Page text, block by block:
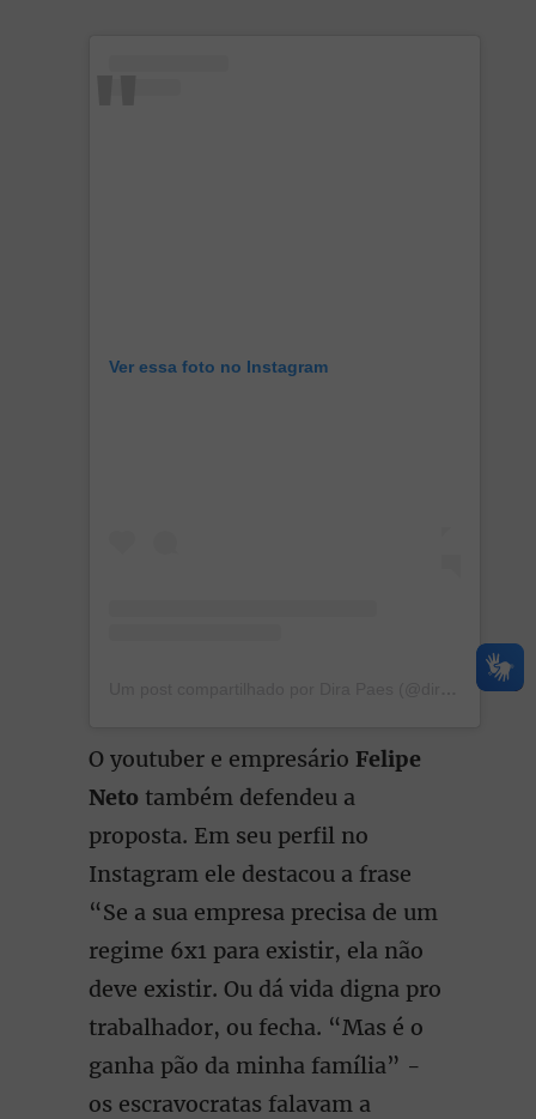
Ver essa foto no Instagram
O youtuber e empresário Felipe
Neto também defendeu a
proposta. Em seu perfil no
Instagram ele destacou a frase
“Se a sua empresa precisa de um
regime 6x1 para existir, ela não
deve existir. Ou dá vida digna pro
trabalhador, ou fecha. “Mas é o
ganha pão da minha família” -
os escravocratas falavam a